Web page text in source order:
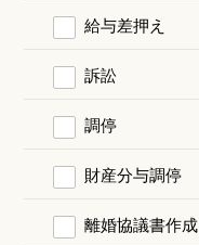
給与差押え
訴訟
調停
財産分与調停
離婚協議書作成